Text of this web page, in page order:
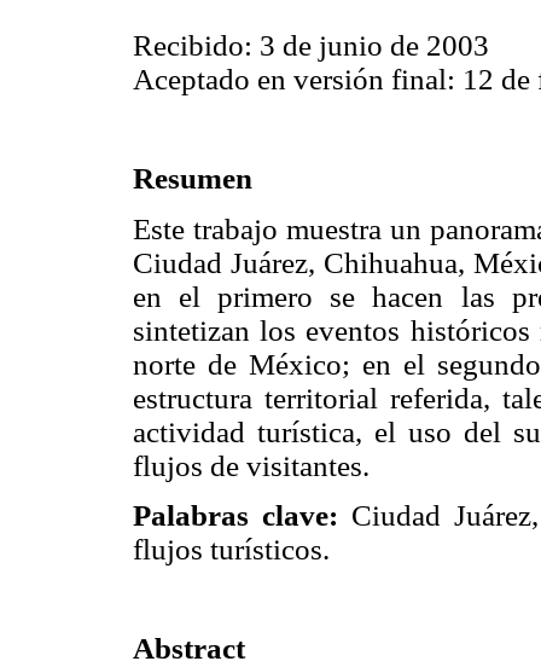
Recibido: 3 de junio de 2003
Aceptado en versión final: 12 de
Resumen
Este trabajo muestra un
Ciudad Juárez, Chihuahua,
en el primero se hacen las
sintetizan los eventos
norte de México; en el
estructura territorial referida,
actividad turística, el uso del
flujos de visitantes.
Palabras clave: Ciudad
flujos turísticos.
Abstract